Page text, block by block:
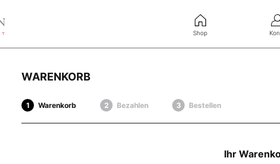
Shop
WARENKORB
Warenkorb Bezahlen Bestellen
Ihr